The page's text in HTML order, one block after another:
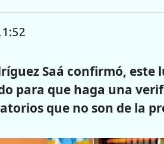
Saá confirmó, este
para que haga una
que no son de la